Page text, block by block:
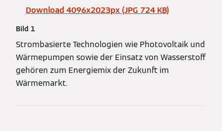
Download 4096x2023px (JPG 724 KB)
Bild 1
Strombasierte Technologien wie Photovoltaik und
Wärmepumpen sowie der Einsatz von Wasserstoff
gehören zum Energiemix der Zukunft im
Wärmemarkt.